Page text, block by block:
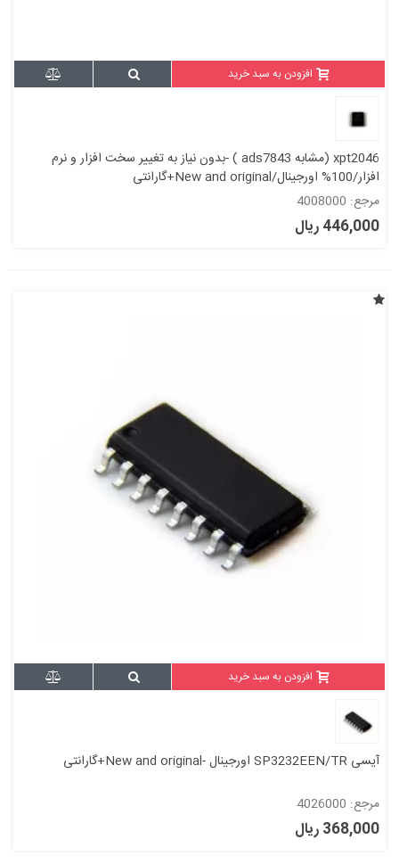
افزودن به سبد خرید
xpt2046 (مشابه ads7843 ) -بدون نیاز به تغییر سخت افزار و نرم
افزار/100% اورجینال/New and original+گارانتی
مرجع: 4008000
446,000 ریال
افزودن به سبد خرید
آیسی SP3232EEN/TR اورجینال -New and original+گارانتی
مرجع: 4026000
368,000 ریال